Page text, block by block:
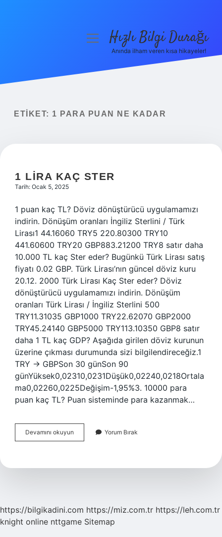
Yasal Uyarı
menüyüHızlı Bilgi Durağı
Anında ilham veren kısa hikayeler!
ETIKET: 1 PARA PUAN NE KADAR
1 LIRA KAÇ STER
Tarih: Ocak 5, 2025
1 puan kaç TL? Döviz dönüştürücü uygulamamızı
indirin. Dönüşüm oranları İngiliz Sterlini / Türk
Lirası1 44.16060 TRY5 220.80300 TRY10
441.60600 TRY20 GBP883.21200 TRY8 satır daha
10.000 TL kaç Ster eder? Bugünkü Türk Lirası satış
fiyatı 0.02 GBP. Türk Lirası’nın güncel döviz kuru
20.12. 2000 Türk Lirası Kaç Ster eder? Döviz
dönüştürücü uygulamamızı indirin. Dönüşüm
oranları Türk Lirası / İngiliz Sterlini 500
TRY11.31035 GBP1000 TRY22.62070 GBP2000
TRY45.24140 GBP5000 TRY113.10350 GBP8 satır
daha 1 TL kaç GDP? Aşağıda girilen döviz kurunun
üzerine çıkması durumunda sizi bilgilendireceğiz.1
TRY → GBPSon 30 günSon 90
günYüksek0,02310,0231Düşük0,02240,0218Ortala
ma0,02260,0225Değişim-1,95%3. 10000 para
puan kaç TL? Puan sisteminde para kazanmak…
Devamını okuyun
Lira
Yorum Bırak
https://bilgikadini.com https://miz.com.tr https://leh.com.tr
knight online nttgame Sitemap